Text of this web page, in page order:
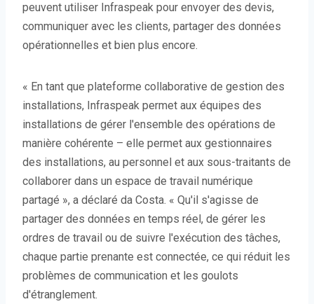
peuvent utiliser Infraspeak pour envoyer des devis,
communiquer avec les clients, partager des données
opérationnelles et bien plus encore.
« En tant que plateforme collaborative de gestion des
installations, Infraspeak permet aux équipes des
installations de gérer l'ensemble des opérations de
manière cohérente – elle permet aux gestionnaires
des installations, au personnel et aux sous-traitants de
collaborer dans un espace de travail numérique
partagé », a déclaré da Costa. « Qu'il s'agisse de
partager des données en temps réel, de gérer les
ordres de travail ou de suivre l'exécution des tâches,
chaque partie prenante est connectée, ce qui réduit les
problèmes de communication et les goulots
d'étranglement.